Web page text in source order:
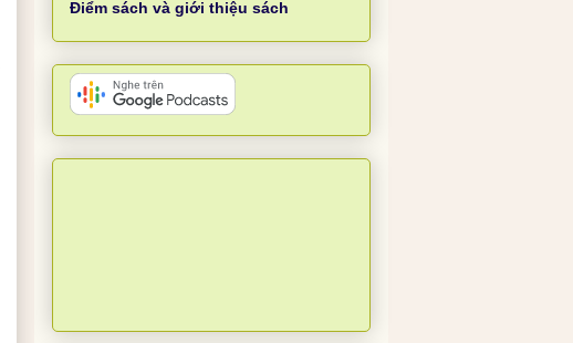
Điểm sách và giới thiệu sách